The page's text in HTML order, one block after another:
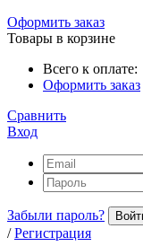
Оформить заказ
Товары в корзине
Всего к оплате:
Оформить заказ
Сравнить
Вход
Забыли пароль?
/ Регистрация